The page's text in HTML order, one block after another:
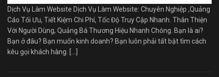
Dịch Vụ Làm Website Dịch Vụ Làm Website: Chuyên Nghiệp ,Quảng
Cáo Tối Ưu, Tiết Kiệm Chi Phí, Tốc Độ Truy Cập Nhanh. Thân Thiện
Với Người Dùng, Quảng Bá Thương Hiệu Nhanh Chóng. Bạn là ai?
Bạn ở đâu? Bạn muốn kinh doanh? Bạn luôn phải tất bật tìm cách
kêu gọi khách hàng. […]